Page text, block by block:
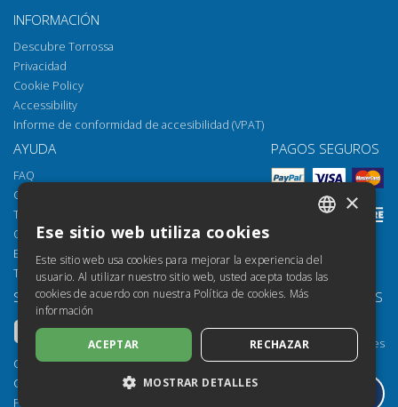
INFORMACIÓN
Descubre Torrossa
Privacidad
Cookie Policy
Accessibility
Informe de conformidad de accesibilidad (VPAT)
AYUDA
FAQ
Cómo abrir los archivos
Torrossa Reader
Opciones de acceso
Email: helpdesk@torrossa.com
Tel:
+39 055 5018800
PAGOS SEGUROS
SÍGUENOS
Copyright 2000-2026
Casalini Libri
P.IVA IT03106600483
NUESTROS RECURSOS
Torrossa para Instituciones
Torrossa Open
Library Services
ENGLISH
GERMAN
×
Ese sitio web utiliza cookies
Este sitio web usa cookies para mejorar la experiencia del
usuario. Al utilizar nuestro sitio web, usted acepta todas las
cookies de acuerdo con nuestra Política de cookies. Más
información
ACEPTAR RECHAZAR
MOSTRAR DETALLES